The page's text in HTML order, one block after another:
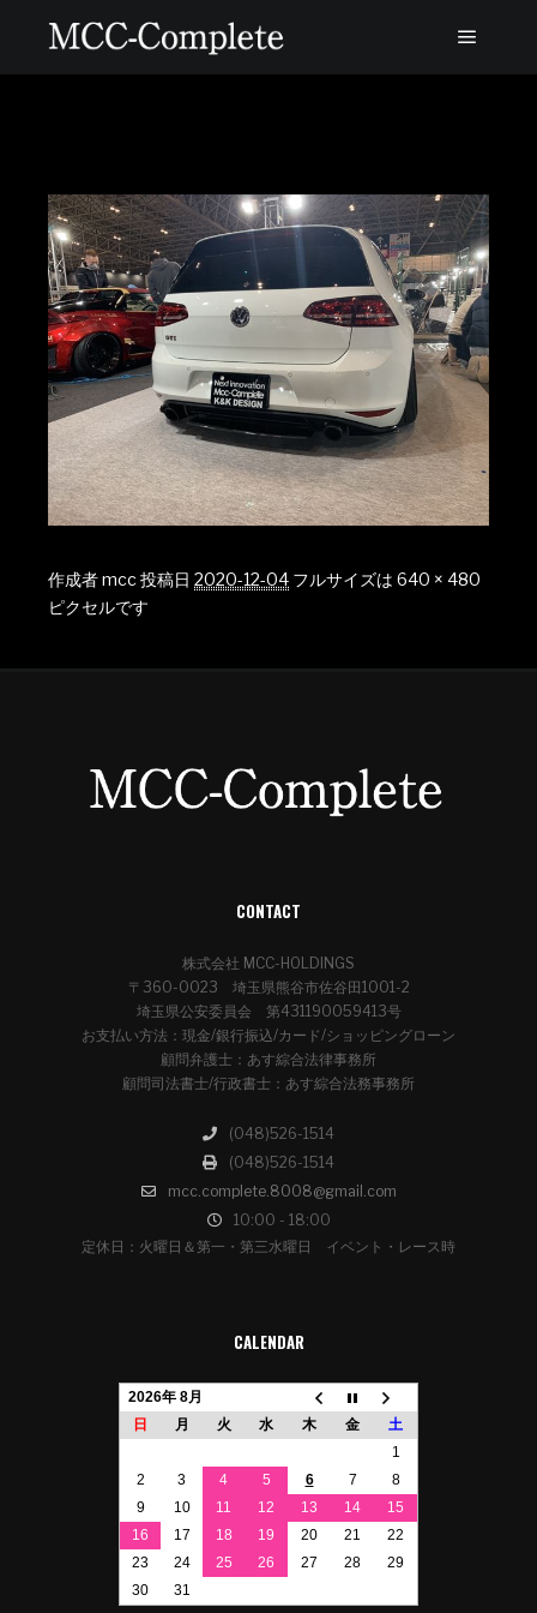
作成者mcc投稿日 2020-12-04 フルサイズは 640 × 480
ピクセルです
CONTACT
株式会社 MCC-HOLDINGS
〒360-0023 埼玉県熊谷市佐谷田1001-2
埼玉県公安委員会 第431190059413号
お支払い方法：現金/銀行振込/カード/ショッピングローン
顧問弁護士：あす綜合法律事務所
顧問司法書士/行政書士：あす綜合法務事務所
(048)526-1514
(048)526-1514
mcc.complete.8008@gmail.com
10:00 - 18:00
定休日：火曜日＆第一・第三水曜日 イベント・レース時
CALENDAR
2026年 8月
日
月 火 水 木 金
土
1
2
3 4 5 6 7
8
9
10 11 12 13 14
15
16
17 18 19 20 21
22
23
24 25 26 27 28
29
30
31